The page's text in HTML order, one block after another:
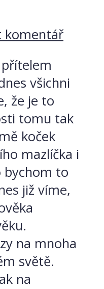
komentář
všichni
že je to
tomu tak
koček
mazlíčka i
bychom to
již víme,
na mnoha
světě.
na